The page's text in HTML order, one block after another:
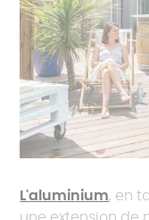
L'aluminium, en